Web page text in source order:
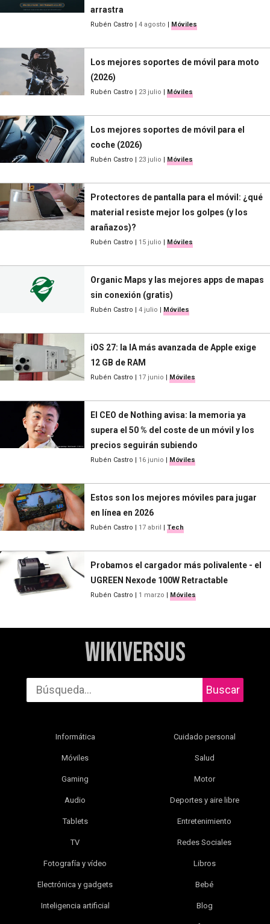
arrastra
Rubén Castro | 4 agosto | Móviles
Los mejores soportes de móvil para moto
(2026)
Rubén Castro | 23 julio | Móviles
Los mejores soportes de móvil para el
coche (2026)
Rubén Castro | 23 julio | Móviles
Protectores de pantalla para el móvil: ¿qué
material resiste mejor los golpes (y los
arañazos)?
Rubén Castro | 15 julio | Móviles
Organic Maps y las mejores apps de mapas
sin conexión (gratis)
Rubén Castro | 4 julio | Móviles
iOS 27: la IA más avanzada de Apple exige
12 GB de RAM
Rubén Castro | 17 junio | Móviles
El CEO de Nothing avisa: la memoria ya
supera el 50 % del coste de un móvil y los
precios seguirán subiendo
Rubén Castro | 16 junio | Móviles
Estos son los mejores móviles para jugar
en línea en 2026
Rubén Castro | 17 abril | Tech
Probamos el cargador más polivalente - el
UGREEN Nexode 100W Retractable
Rubén Castro | 1 marzo | Móviles
WikiVersus
Buscar
Informática
Móviles
Gaming
Audio
Tablets
TV
Fotografía y vídeo
Electrónica y gadgets
Inteligencia artificial
Cuidado personal
Salud
Motor
Deportes y aire libre
Entretenimiento
Redes Sociales
Libros
Bebé
Blog